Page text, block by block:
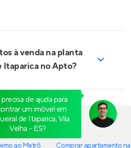
à venda na planta
Itaparica no Apto?
precisa de ajuda para
um imóvel em
de Itaparica, Vila
Velha - ES?
ao Metrô Comprar apartamento